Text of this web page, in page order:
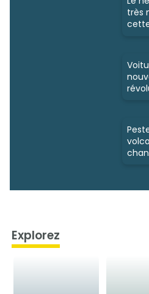
très
Explorez